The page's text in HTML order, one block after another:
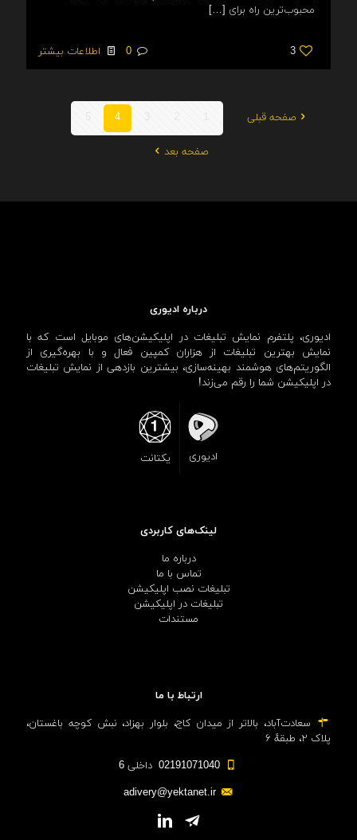
محبوب‌ترین راه برای […]
3
0 اطلاعات بیشتر
صفحه قبلی 4
صفحه بعد
درباره ادیوری
ادیوری، پلتفرم نمایش تبلیغات در اپلیکیشن‌های موبایل است که با
نمایش بهترین تبلیغات از هزاران کمپین فعال و با بهره‌گیری از
الگوریتم‌های هوشمند بهینه‌سازی، بیشترین بازدهی از نمایش تبلیغات
در اپلیکیشن شما را رقم می‌زند!
ادیوری یکتانت
لینک‌های کاربردی
درباره ما
تماس با ما
تبلیغات نصب اپلیکیشن
تبلیغات در اپلیکیشن
مستندات
ارتباط با ما
سعادت‌آباد، بالاتر از میدان کاج، بلوار بهزاد، نبش کوچه باغستان،
پلاک ۲، طبقهٔ ۶
adivery@yektanet.ir